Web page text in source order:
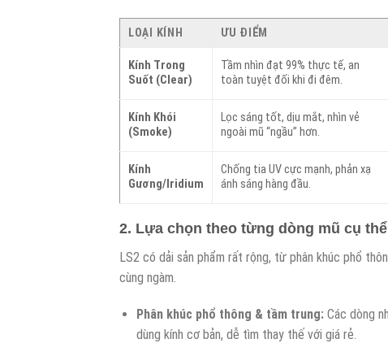
LOẠI KÍNH ƯU ĐIỂM
Kính Trong
Suốt (Clear)
Tầm nhìn đạt 99% thực tế, an
toàn tuyệt đối khi đi đêm.
Kính Khói
(Smoke)
Lọc sáng tốt, dịu mắt, nhìn vẻ
ngoài mũ “ngầu” hơn.
Kính
Gương/Iridium
Chống tia UV cực mạnh, phản xạ
ánh sáng hàng đầu.
2. Lựa chọn theo từng dòng mũ cụ thể
LS2 có dải sản phẩm rất rộng, từ phân khúc phổ
cùng ngàm.
Phân khúc phổ thông & tầm trung:Các dòng
dùng kính cơ bản, dễ tìm thay thế với giá rẻ.